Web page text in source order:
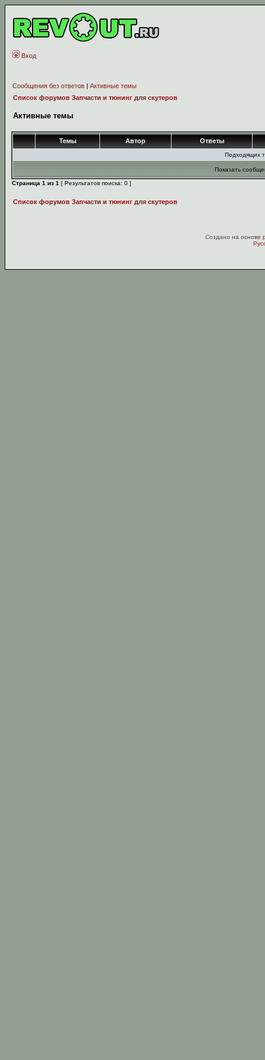
Вход
Сообщения без ответов | Активные темы
Список форумов Запчасти и тюнинг для скутеров
Активные темы
Темы Автор Ответы
Подходящих
Показать
Страница 1 из 1 [ Результатов поиска: 0 ]
Список форумов Запчасти и тюнинг для скутеров
Создано на основе